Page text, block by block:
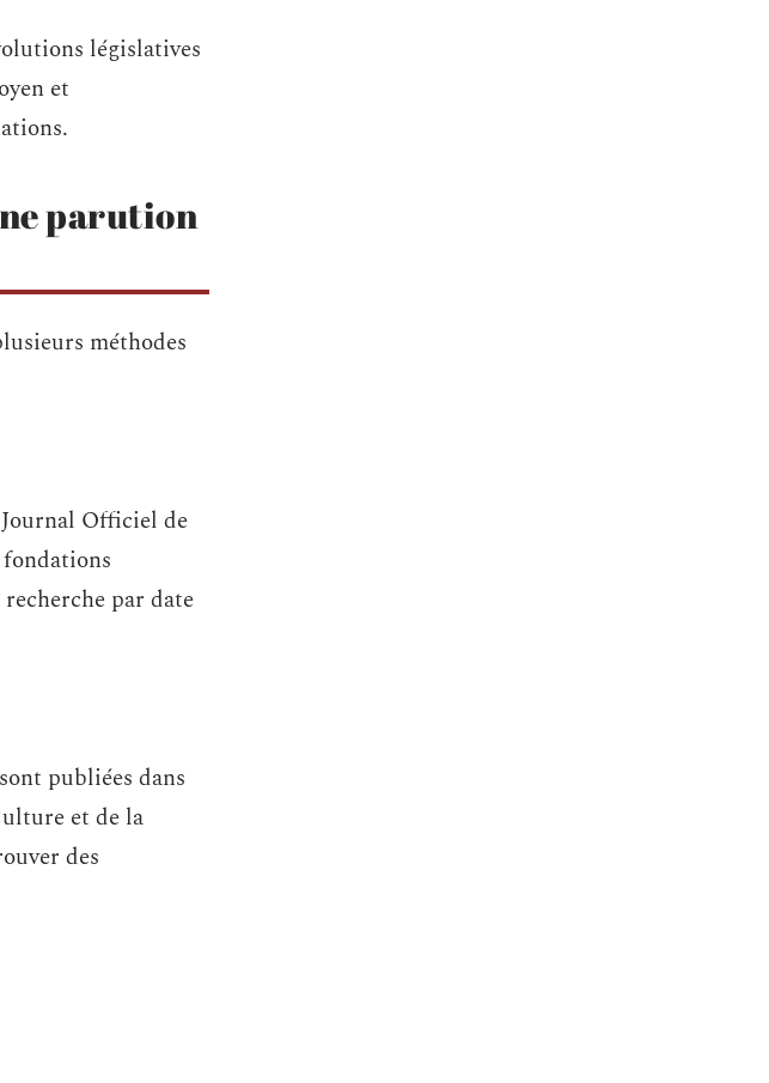
législatives
et
parution
méthodes
Officiel de
par date
publiées dans
et de la
des